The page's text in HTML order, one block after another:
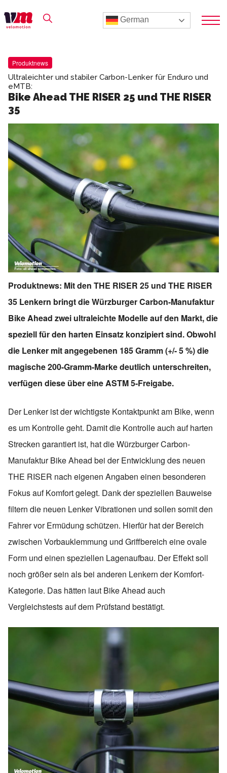
German
Produktnews
Ultraleichter und stabiler Carbon-Lenker für Enduro und
eMTB:
Bike Ahead THE RISER 25 und THE RISER
35
Produktnews: Mit den THE RISER 25 und THE RISER
35 Lenkern bringt die Würzburger Carbon-Manufaktur
Bike Ahead zwei ultraleichte Modelle auf den Markt, die
speziell für den harten Einsatz konzipiert sind. Obwohl
die Lenker mit angegebenen 185 Gramm (+/- 5 %) die
magische 200-Gramm-Marke deutlich unterschreiten,
verfügen diese über eine ASTM 5-Freigabe.
Der Lenker ist der wichtigste Kontaktpunkt am Bike, wenn
es um Kontrolle geht. Damit die Kontrolle auch auf harten
Strecken garantiert ist, hat die Würzburger Carbon-
Manufaktur Bike Ahead bei der Entwicklung des neuen
THE RISER nach eigenen Angaben einen besonderen
Fokus auf Komfort gelegt. Dank der speziellen Bauweise
filtern die neuen Lenker Vibrationen und sollen somit den
Fahrer vor Ermüdung schützen. Hierfür hat der Bereich
zwischen Vorbauklemmung und Griffbereich eine ovale
Form und einen speziellen Lagenaufbau. Der Effekt soll
noch größer sein als bei anderen Lenkern der Komfort-
Kategorie. Das hätten laut Bike Ahead auch
Vergleichstests auf dem Prüfstand bestätigt.